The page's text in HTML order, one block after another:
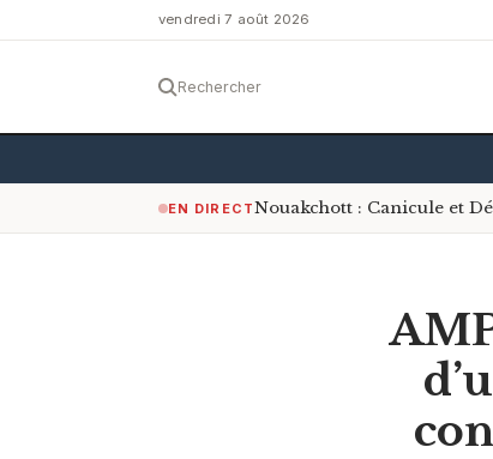
vendredi 7 août 2026
Rechercher
EN DIRECTNouakchott : Canicule et